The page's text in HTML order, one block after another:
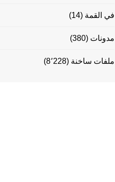
في القمة (14)
مدونات (380)
ملفات ساخنة (8٬228)